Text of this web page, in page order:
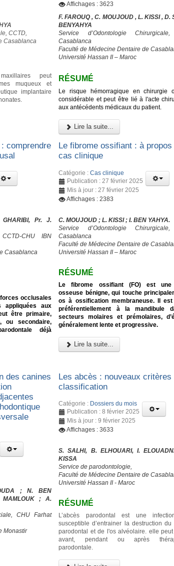
CCTD,
Casablanca
peut
muqueux et
implantaire
Affichages : 3623
F. FAROUQ , C. MOUJOUD , L. KISSI , D.
BENYAHYA
Service d’Odontologie
Casablanca
Faculté de Médecine Dentaire de
Université Hassan II – Maroc
RÉSUMÉ
Le risque hémorragique en chirurgie
considérable et peut être lié à l'acte
aux antécédents médicaux du patient.
Lire la suite...
comprendre
Pr. J.
CHU IBN
Casablanca
occlusales
appliquées aux
être primaire,
ou secondaire,
déjà
Le fibrome ossifiant : à propos
cas clinique
Catégorie :Cas clinique
Publication : 27 février 2025
Mis à jour : 27 février 2025
Affichages : 2383
C. MOUJOUD ; L. KISSI ; I. BEN YAHYA.
Service d’Odontologie Chirurgicale,
Casablanca
Faculté de Médecine Dentaire de
Université Hassan II – Maroc
RÉSUMÉ
Le fibrome ossifiant (FO) est une
osseuse bénigne, qui touche
os à ossification membraneuse. Il
préférentiellement à la mandibule
secteurs molaires et prémolaires,
généralement lente et progressive.
Lire la suite...
des canines
; N. BEN
; A.
CHU Farhat
Monastir
Les abcès : nouveaux critères
classification
Catégorie : Dossiers du mois
Publication : 8 février 2025
Mis à jour : 9 février 2025
Affichages : 3633
S. SALHI, B. ELHOUARI, I.
KISSA
Service de parodontologie,
Faculté de Médecine Dentaire de
Université Hassan II - Maroc
RÉSUMÉ
L’abcès parodontal est une
susceptible d’entrainer la destruction du
parodontal et de l'os alvéolaire. elle
avant, pendant ou après
parodontale.